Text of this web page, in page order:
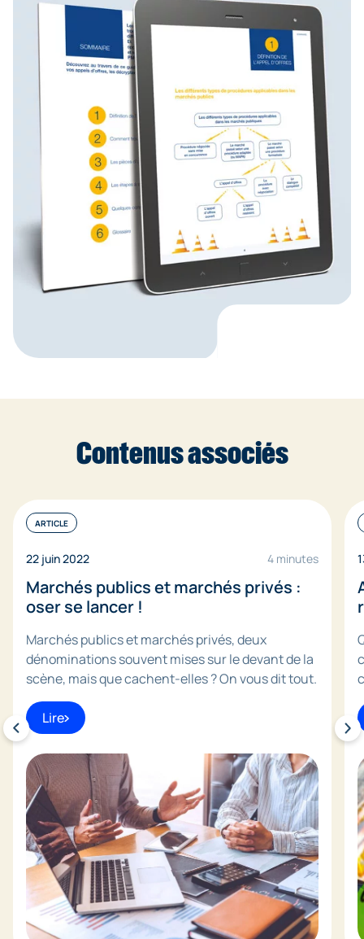
Contenus associés
ARTICLE
22 juin 2022 4 minutes
Marchés publics et marchés privés :
oser se lancer !
Marchés publics et marchés privés, deux
dénominations souvent mises sur le devant de la
scène, mais que cachent-elles ? On vous dit tout.
Lire